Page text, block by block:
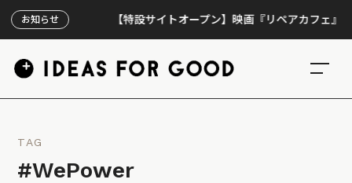
お知らせ 【特設サイトオープン】映画『リペアカフェ』、上
TAG
#WePower